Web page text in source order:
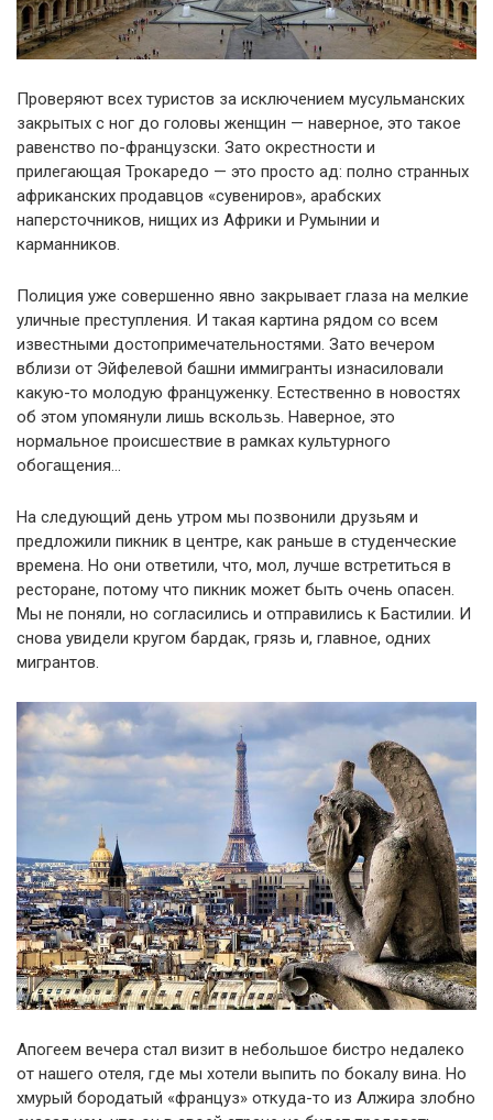
Проверяют всех туристов за исключением мусульманских
закрытых с ног до головы женщин — наверное, это такое
равенство по-французски. Зато окрестности и
прилегающая Трокаредо — это просто ад: полно странных
африканских продавцов «сувениров», арабских
наперсточников, нищих из Африки и Румынии и
карманников.
Полиция уже совершенно явно закрывает глаза на мелкие
уличные преступления. И такая картина рядом со всем
известными достопримечательностями. Зато вечером
вблизи от Эйфелевой башни иммигранты изнасиловали
какую-то молодую француженку. Естественно в новостях
об этом упомянули лишь вскользь. Наверное, это
нормальное происшествие в рамках культурного
обогащения…
На следующий день утром мы позвонили друзьям и
предложили пикник в центре, как раньше в студенческие
времена. Но они ответили, что, мол, лучше встретиться в
ресторане, потому что пикник может быть очень опасен.
Мы не поняли, но согласились и отправились к Бастилии. И
снова увидели кругом бардак, грязь и, главное, одних
мигрантов.
Апогеем вечера стал визит в небольшое бистро недалеко
от нашего отеля, где мы хотели выпить по бокалу вина. Но
хмурый бородатый «француз» откуда-то из Алжира злобно